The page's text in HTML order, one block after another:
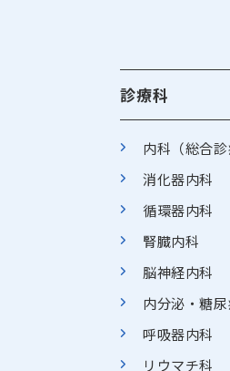
診療科
内科（総合診
消化器内科
循環器内科
腎臓内科
脳神経内科
内分泌・糖
呼吸器内科
リウマチ科